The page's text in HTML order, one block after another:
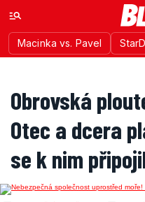
Macinka vs. Pavel
Obrovská
Otec a dcera
se k nim